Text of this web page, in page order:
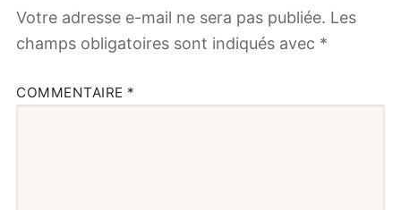
Votre adresse e-mail ne sera pas publiée. Les
champs obligatoires sont indiqués avec *
COMMENTAIRE *